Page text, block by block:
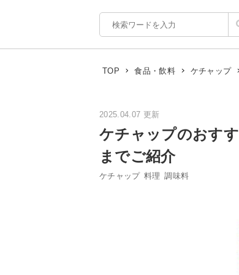
TOP 食品・飲料 ケチャップ
2025.04.07 更新
ケチャップのおす
までご紹介
ケチャップ 料理 調味料